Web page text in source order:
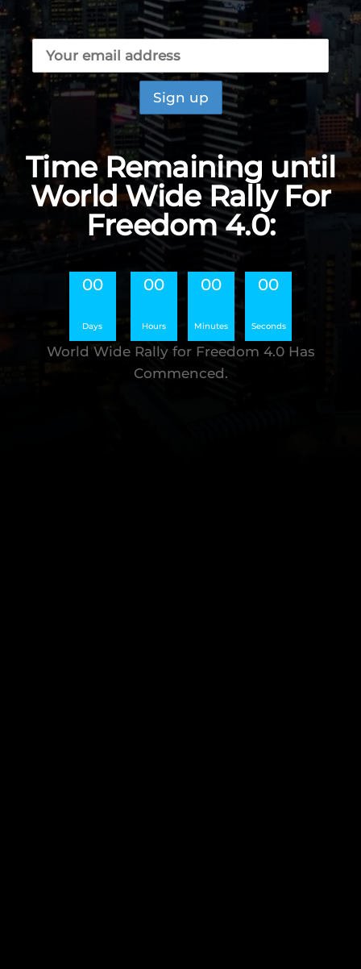
Freedom, Economic Freedom,
and Grass Roots Activism.
Time Remaining until
World Wide Rally For
Freedom 4.0:
00 00
Hours
00
Minutes
00